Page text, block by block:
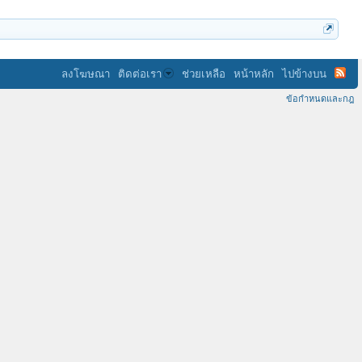
ลงโฆษณา ติดต่อเรา ช่วยเหลือ หน้าหลัก ไปข้างบน
ข้อกำหนดและกฎ